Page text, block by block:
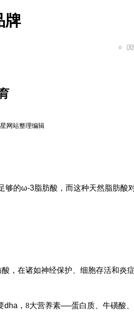
牌
网站整理编辑
够的ω-3脂肪酸，而这种天然脂肪酸
，在诸如神经保护、细胞存活和炎
dha ，8大营养素──蛋白质、牛磺酸、